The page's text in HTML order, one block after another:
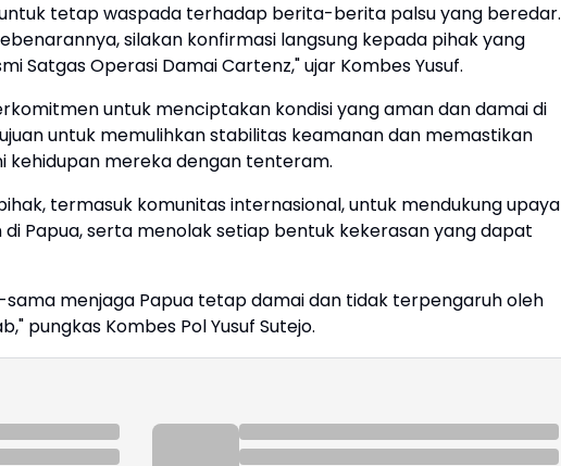
tetap waspada terhadap berita-berita palsu yang beredar.
silakan konfirmasi langsung kepada pihak yang
Satgas Operasi Damai Cartenz," ujar Kombes Yusuf.
untuk menciptakan kondisi yang aman dan damai di
untuk memulihkan stabilitas keamanan dan memastikan
mereka dengan tenteram.
termasuk komunitas internasional, untuk mendukung upaya
Papua, serta menolak setiap bentuk kekerasan yang dapat
menjaga Papua tetap damai dan tidak terpengaruh oleh
pungkas Kombes Pol Yusuf Sutejo.